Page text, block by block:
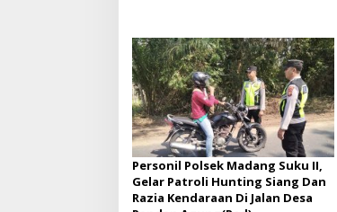
Personil Polsek Madang Suku II,
Gelar Patroli Hunting Siang Dan
Razia Kendaraan Di Jalan Desa